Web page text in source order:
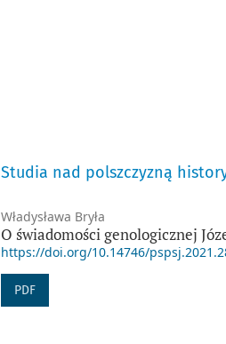
Studia nad polszczyzną
Władysława Bryła
O świadomości genologicznej
https://doi.org/10.14746/
PDF